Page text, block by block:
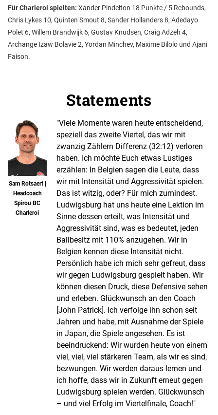
Für Charleroi spielten: Xander Pindelton 18 Punkte / 5 Rebounds,
Chris Lykes 10, Quinten Smout 8, Sander Hollanders 8, Adedayo
Polet 6, Willem Brandwijk 6, Gustav Knudsen, Craig Adzeh 4,
Archange Izaw Bolavie 2, Yordan Minchev, Maxime Bilolo und Ajani
Faison.
Statements
Sam Rotsaert |
Headcoach
Spirou BC
Charleroi
"Viele Momente waren heute entscheidend,
speziell das zweite Viertel, das wir mit
zwanzig Zählern Differenz (32:12) verloren
haben. Ich möchte Euch etwas Lustiges
erzählen: In Belgien sagen die Leute, dass
wir mit Intensität und Aggressivität spielen.
Das ist witzig, oder? Für mich zumindest.
Ludwigsburg hat uns heute eine Lektion im
Sinne dessen erteilt, was Intensität und
Aggressivität sind, was es bedeutet, jeden
Ballbesitz mit 110% anzugehen. Wir in
Belgien kennen diese Intensität nicht.
Persönlich habe ich mich sehr gefreut, dass
wir gegen Ludwigsburg gespielt haben. Wir
können diesen Druck, diese Defensive sehen
und erleben. Glückwunsch an den Coach
[John Patrick]. Ich verfolge ihn schon seit
Jahren und habe, mit Ausnahme der Spiele
in Japan, die Spiele angesehen. Es ist
beeindruckend: Wir wurden heute von einem
viel, viel, viel stärkeren Team, als wir es sind,
bezwungen. Wir werden daraus lernen und
ich hoffe, dass wir in Zukunft erneut gegen
Ludwigsburg spielen werden. Glückwunsch
– und viel Erfolg im Viertelfinale, Coach!"